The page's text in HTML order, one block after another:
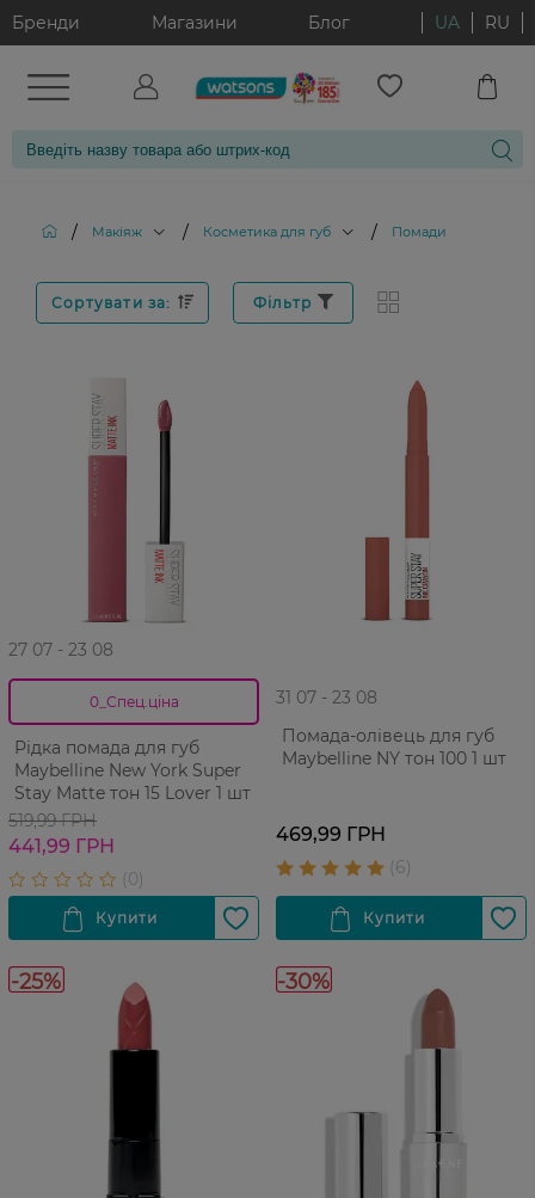
Бренди Магазини Блог UA RU
/ Макіяж / Косметика для губ / Помади
Сортувати за: Фільтр
27 07 - 23 08
0_Спец.ціна
Рідка помада для губ
Maybelline New York Super
Stay Matte тон 15 Lover 1 шт
519,99 ГРН
441,99 ГРН
31 07 - 23 08
Помада-олівець для губ
Maybelline NY тон 100 1 шт
469,99 ГРН
-25% -30%